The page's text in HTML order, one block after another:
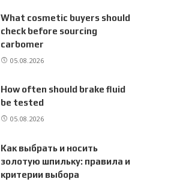
What cosmetic buyers should
check before sourcing
carbomer
05.08.2026
How often should brake fluid
be tested
05.08.2026
Как выбрать и носить
золотую шпильку: правила и
критерии выбора